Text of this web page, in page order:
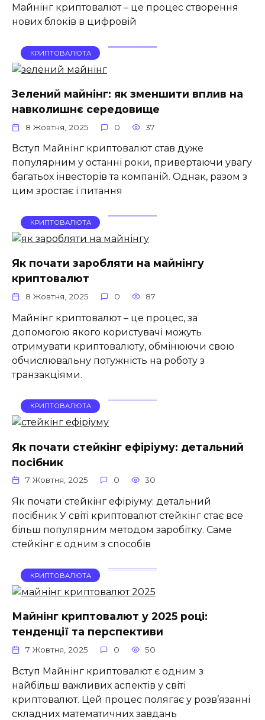
Майнінг криптовалют – це процес створення
нових блоків в цифровій
КРИПТОВАЛЮТА
Зелений майнінг: як зменшити вплив на
навколишнє середовище
8 Жовтня, 2025 0 37
Вступ Майнінг криптовалют став дуже
популярним у останні роки, привертаючи увагу
багатьох інвесторів та компаній. Однак, разом з
цим зростає і питання
КРИПТОВАЛЮТА
Як почати заробляти на майнінгу
криптовалют
8 Жовтня, 2025 0 87
Майнінг криптовалют – це процес, за
допомогою якого користувачі можуть
отримувати криптовалюту, обмінюючи свою
обчислювальну потужність на роботу з
транзакціями.
КРИПТОВАЛЮТА
Як почати стейкінг ефіріуму: детальний
посібник
7 Жовтня, 2025 0 30
Як почати стейкінг ефіріуму: детальний
посібник У світі криптовалют стейкінг стає все
більш популярним методом заробітку. Саме
стейкінг є одним з способів
КРИПТОВАЛЮТА
Майнінг криптовалют у 2025 році:
тенденції та перспективи
7 Жовтня, 2025 0 50
Вступ Майнінг криптовалют є одним з
найбільш важливих аспектів у світі
криптовалют. Цей процес полягає у розв’язанні
складних математичних завдань